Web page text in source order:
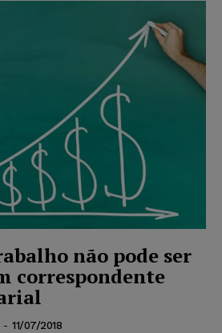
não pode ser
correspondente
- 11/07/2018